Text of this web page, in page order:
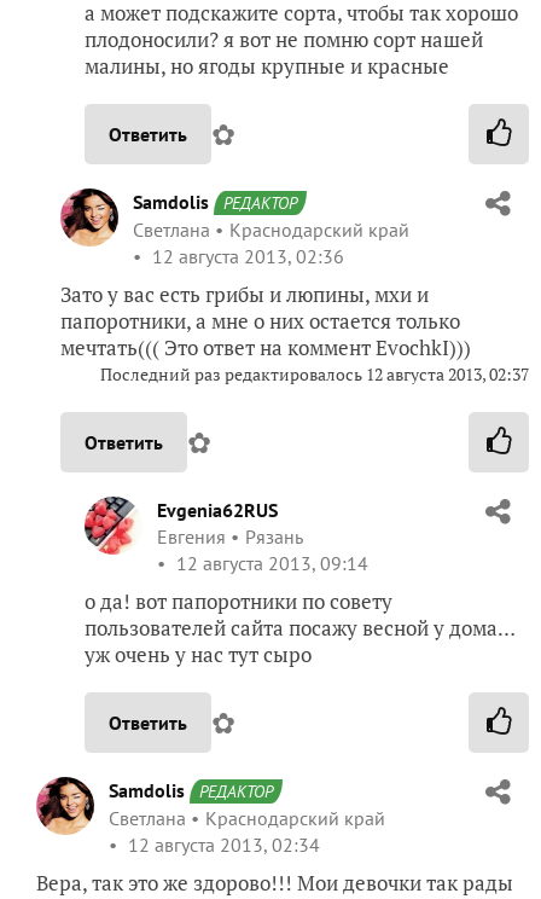
а может подскажите сорта, чтобы так хорошо
плодоносили? я вот не помню сорт нашей
малины, но ягоды крупные и красные
Ответить ✿
Samdolis РЕДАКТОР
Светлана
Краснодарский край
12 августа 2013, 02:36
Зато у вас есть грибы и люпины, мхи и
папоротники, а мне о них остается только
мечтать((( Это ответ на коммент EvochkI)))
Последний раз редактировалось 12 августа 2013, 02:37
Ответить ✿
Evgenia62RUS
Евгения
Рязань
12 августа 2013, 09:14
о да! вот папоротники по совету
пользователей сайта посажу весной у дома…
уж очень у нас тут сыро
Ответить ✿
Samdolis РЕДАКТОР
Светлана
Краснодарский край
12 августа 2013, 02:34
Вера, так это же здорово!!! Мои девочки так рады